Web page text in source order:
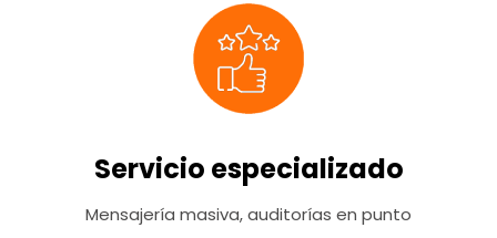
Servicio especializado
Mensajería masiva, auditorías en punto